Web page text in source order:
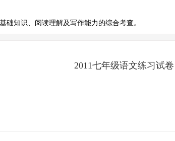
础知识、阅读理解及写作能力的综合考查。
2011七年级语文练习试卷